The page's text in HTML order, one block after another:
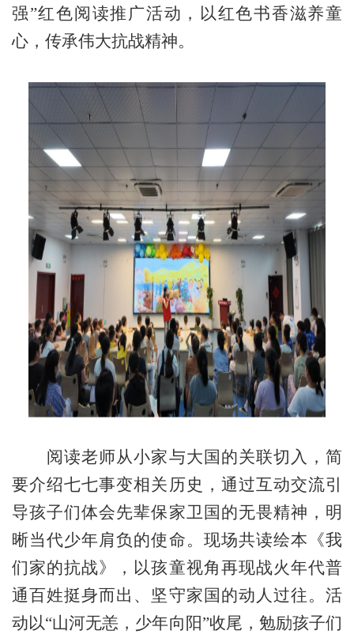
强”红色阅读推广活动，以红色书香滋养童
心，传承伟大抗战精神。
阅读老师从小家与大国的关联切入，简
要介绍七七事变相关历史，通过互动交流引
导孩子们体会先辈保家卫国的无畏精神，明
晰当代少年肩负的使命。现场共读绘本《我
们家的抗战》，以孩童视角再现战火年代普
通百姓挺身而出、坚守家国的动人过往。活
动以“山河无恙，少年向阳”收尾，勉励孩子们